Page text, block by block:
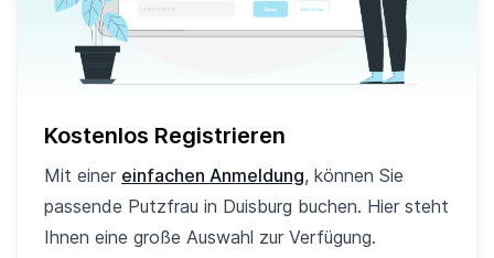
Kostenlos Registrieren
Mit einer einfachen Anmeldung, können Sie
passende Putzfrau in Duisburg buchen. Hier steht
Ihnen eine große Auswahl zur Verfügung.